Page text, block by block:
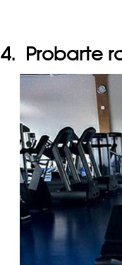
4. Probarte